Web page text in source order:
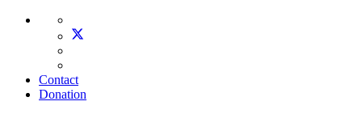
Contact
Donation